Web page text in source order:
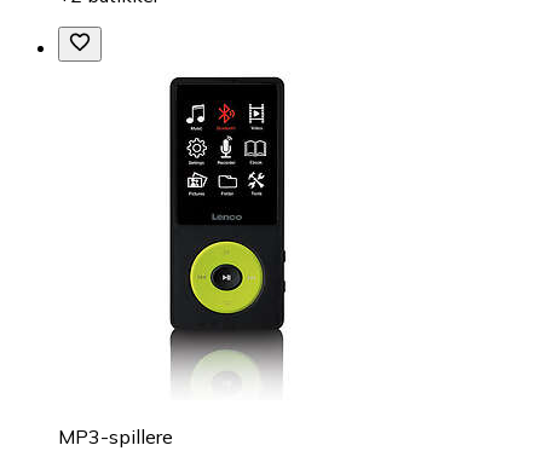
MP3-spillere